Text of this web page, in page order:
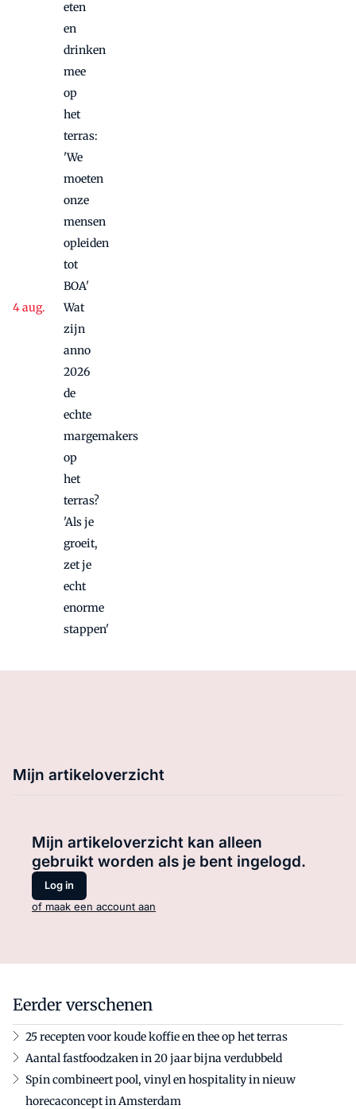
eten
en
drinken
mee
op
het
terras:
'We
moeten
onze
mensen
opleiden
tot
BOA'
Wat
zijn
anno
2026
de
echte
margemakers
op
het
terras?
'Als je
groeit,
zet je
echt
enorme
stappen'
Mijn artikeloverzicht
Mijn artikeloverzicht kan alleen
gebruikt worden als je bent ingelogd.
Log in
of maak een account aan
Eerder verschenen
25 recepten voor koude koffie en thee op het terras
Aantal fastfoodzaken in 20 jaar bijna verdubbeld
Spin combineert pool, vinyl en hospitality in nieuw
horecaconcept in Amsterdam